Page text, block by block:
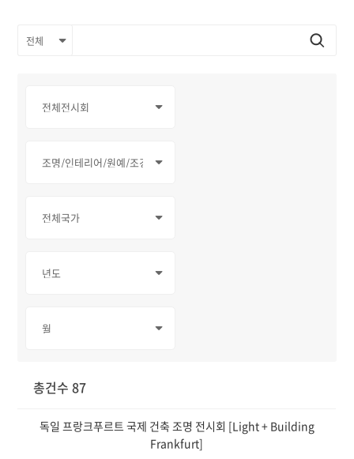
총건수 87
독일 프랑크푸르트 국제 건축 조명 전시회 [Light + Building
Frankfurt]